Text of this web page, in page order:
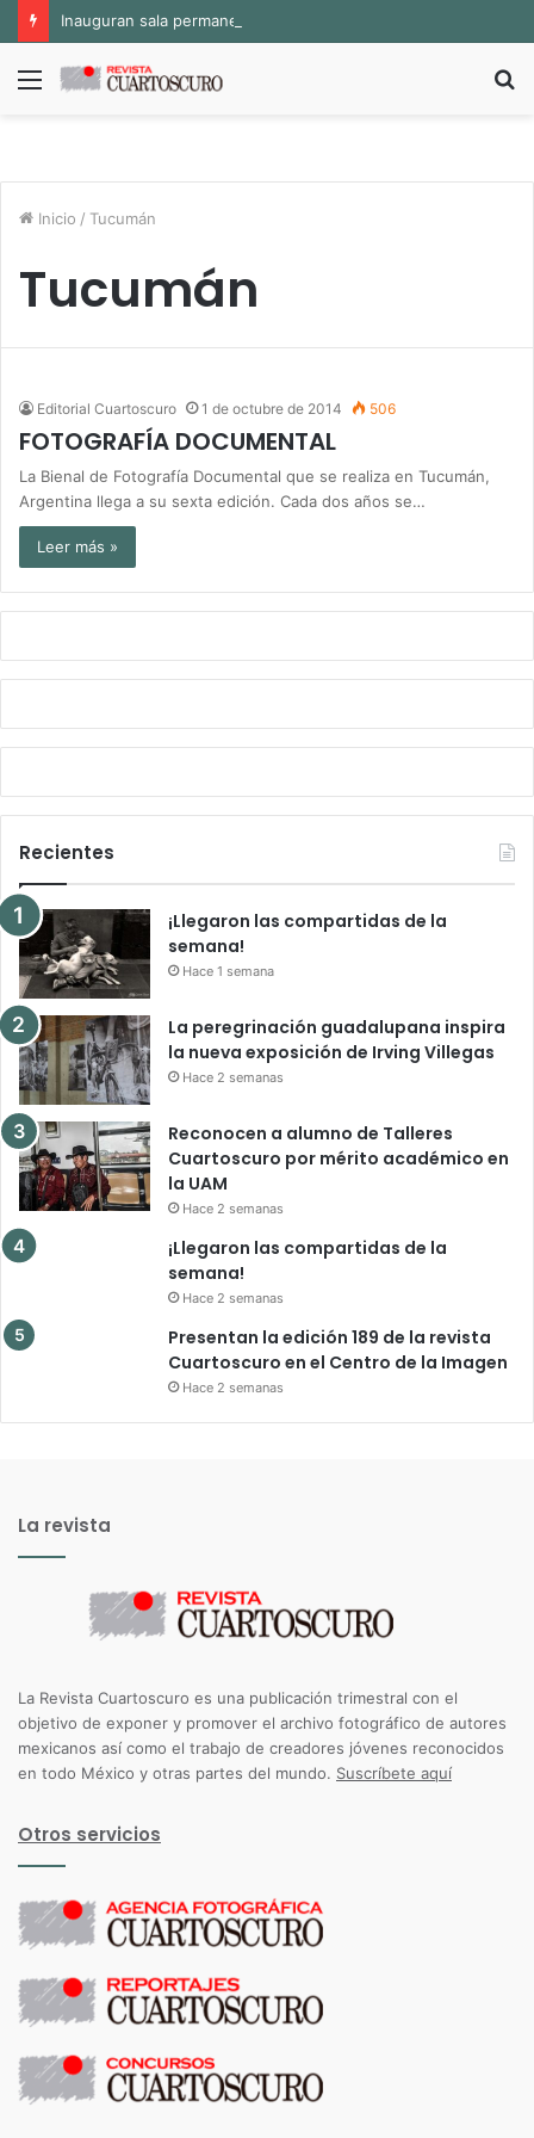
Menú
Inicio / Tucumán
Tucumán
Editorial Cuartoscuro 1 de octubre de 2014 506
FOTOGRAFÍA DOCUMENTAL
La Bienal de Fotografía Documental que se realiza en Tucumán,
Argentina llega a su sexta edición. Cada dos años se…
Leer más »
Recientes
¡Llegaron las compartidas de la
semana!
Hace 1 semana
La peregrinación guadalupana inspira
la nueva exposición de Irving Villegas
Hace 2 semanas
Reconocen a alumno de Talleres
Cuartoscuro por mérito académico en
la UAM
Hace 2 semanas
¡Llegaron las compartidas de la
semana!
Hace 2 semanas
Presentan la edición 189 de la revista
Cuartoscuro en el Centro de la Imagen
Hace 2 semanas
La revista
La Revista Cuartoscuro es una publicación trimestral con el
objetivo de exponer y promover el archivo fotográfico de autores
mexicanos así como el trabajo de creadores jóvenes reconocidos
en todo México y otras partes del mundo. Suscríbete aquí
Otros servicios